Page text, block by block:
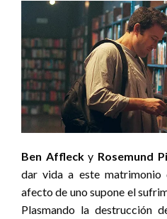
Ben Afflecky Rosemund
dar vida a este
afecto de uno supone el
Plasmando la destrucción